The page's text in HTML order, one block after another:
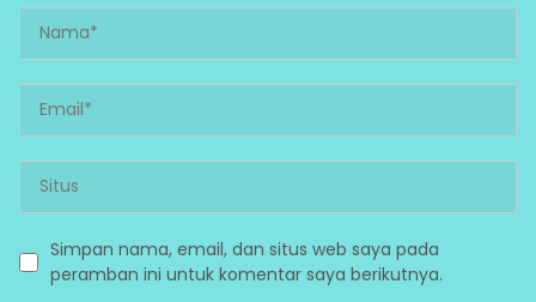
Simpan nama, email, dan situs web saya pada
peramban ini untuk komentar saya berikutnya.